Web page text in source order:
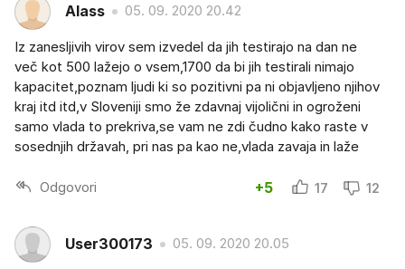
Alass 05. 09. 2020 20.42
Iz zanesljivih virov sem izvedel da jih testirajo na dan ne
več kot 500 lažejo o vsem,1700 da bi jih testirali nimajo
kapacitet,poznam ljudi ki so pozitivni pa ni objavljeno njihov
kraj itd itd,v Sloveniji smo že zdavnaj vijolični in ogroženi
samo vlada to prekriva,se vam ne zdi čudno kako raste v
sosednjih državah, pri nas pa kao ne,vlada zavaja in laže
Odgovori +5 17 12
User300173 05. 09. 2020 20.05